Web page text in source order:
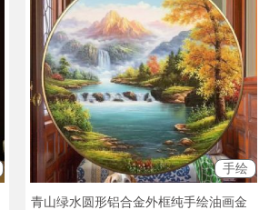
手绘
青山绿水圆形铝合金外框纯手绘油画金